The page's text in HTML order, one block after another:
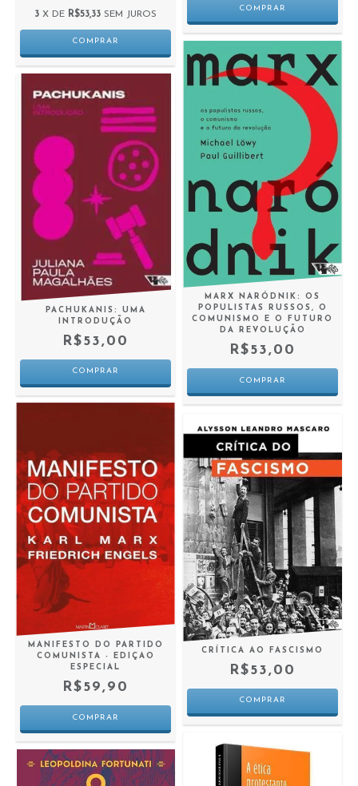
3 X DE R$53,33 SEM JUROS
PACHUKANIS: UMA
INTRODUÇÃO
R$53,00
MARX NARÓDNIK: OS
POPULISTAS RUSSOS, O
COMUNISMO E O FUTURO
DA REVOLUÇÃO
R$53,00
MANIFESTO DO PARTIDO
COMUNISTA - EDIÇAO
ESPECIAL
R$59,90
CRÍTICA AO FASCISMO
R$53,00